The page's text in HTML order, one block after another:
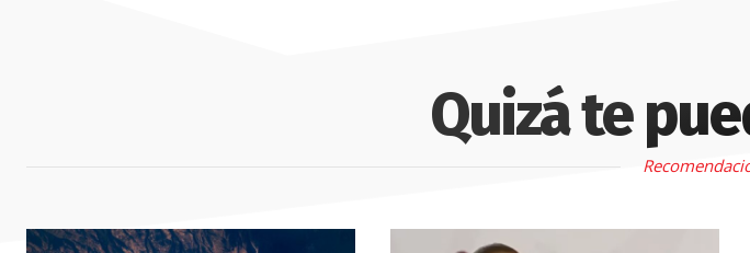
Quizá te